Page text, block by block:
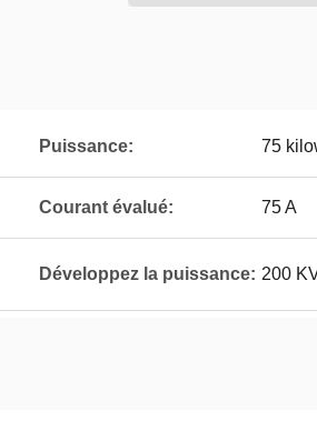
Puissance: 75
Courant évalué: 75 A
Développez la puissance: 200